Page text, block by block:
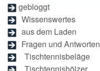
gebloggt
Wissenswertes
aus dem Laden
Fragen und Antworten
Tischtennisbeläge